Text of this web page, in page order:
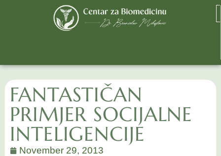
FANTASTIČAN
PRIMJER SOCIJALNE
INTELIGENCIJE
November 29, 2013